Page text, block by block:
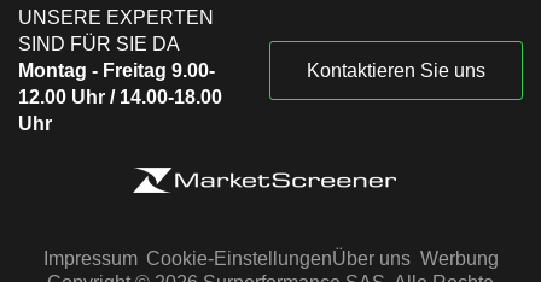
UNSERE EXPERTEN
SIND FÜR SIE DA
Montag - Freitag 9.00-
12.00 Uhr / 14.00-18.00
Uhr
Kontaktieren Sie uns
Impressum Cookie-EinstellungenÜber uns Werbung